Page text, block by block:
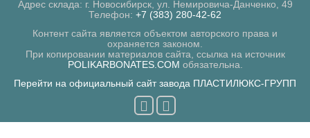
Адрес склада: г. Новосибирск, ул. Немировича-Данченко, 49
Телефон: +7 (383) 280-42-62
Контент сайта является объектом авторского права и
охраняется законом.
При копировании материалов сайта, ссылка на источник
POLIKARBONATES.COM обязательна.
Перейти на официальный сайт завода ПЛАСТИЛЮКС-ГРУПП